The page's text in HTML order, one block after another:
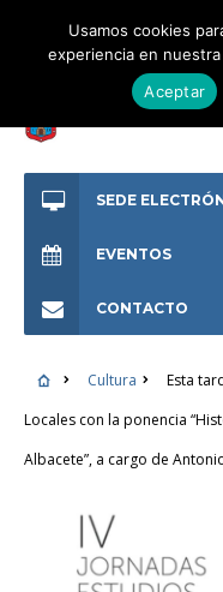
SEDE
EVENTOS
CONTACTO
Cultura
Esta
Locales con la ponencia
Albacete”, a cargo de
Usamos cookies
experiencia en
Aceptar